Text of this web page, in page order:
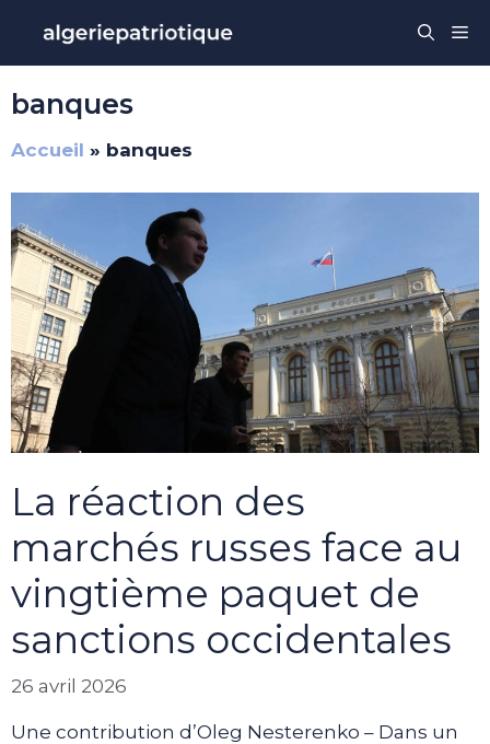
contenu
banques
Accueil » banques
La réaction des
marchés russes face au
vingtième paquet de
sanctions occidentales
26 avril 2026
Une contribution d’Oleg Nesterenko – Dans un